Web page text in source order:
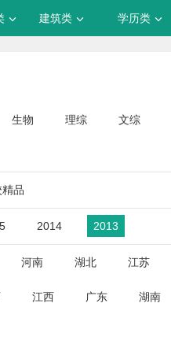
建筑类 学历类
生物 理综 文综
品
2014 2013
河南 湖北 江苏
江西 广东 湖南